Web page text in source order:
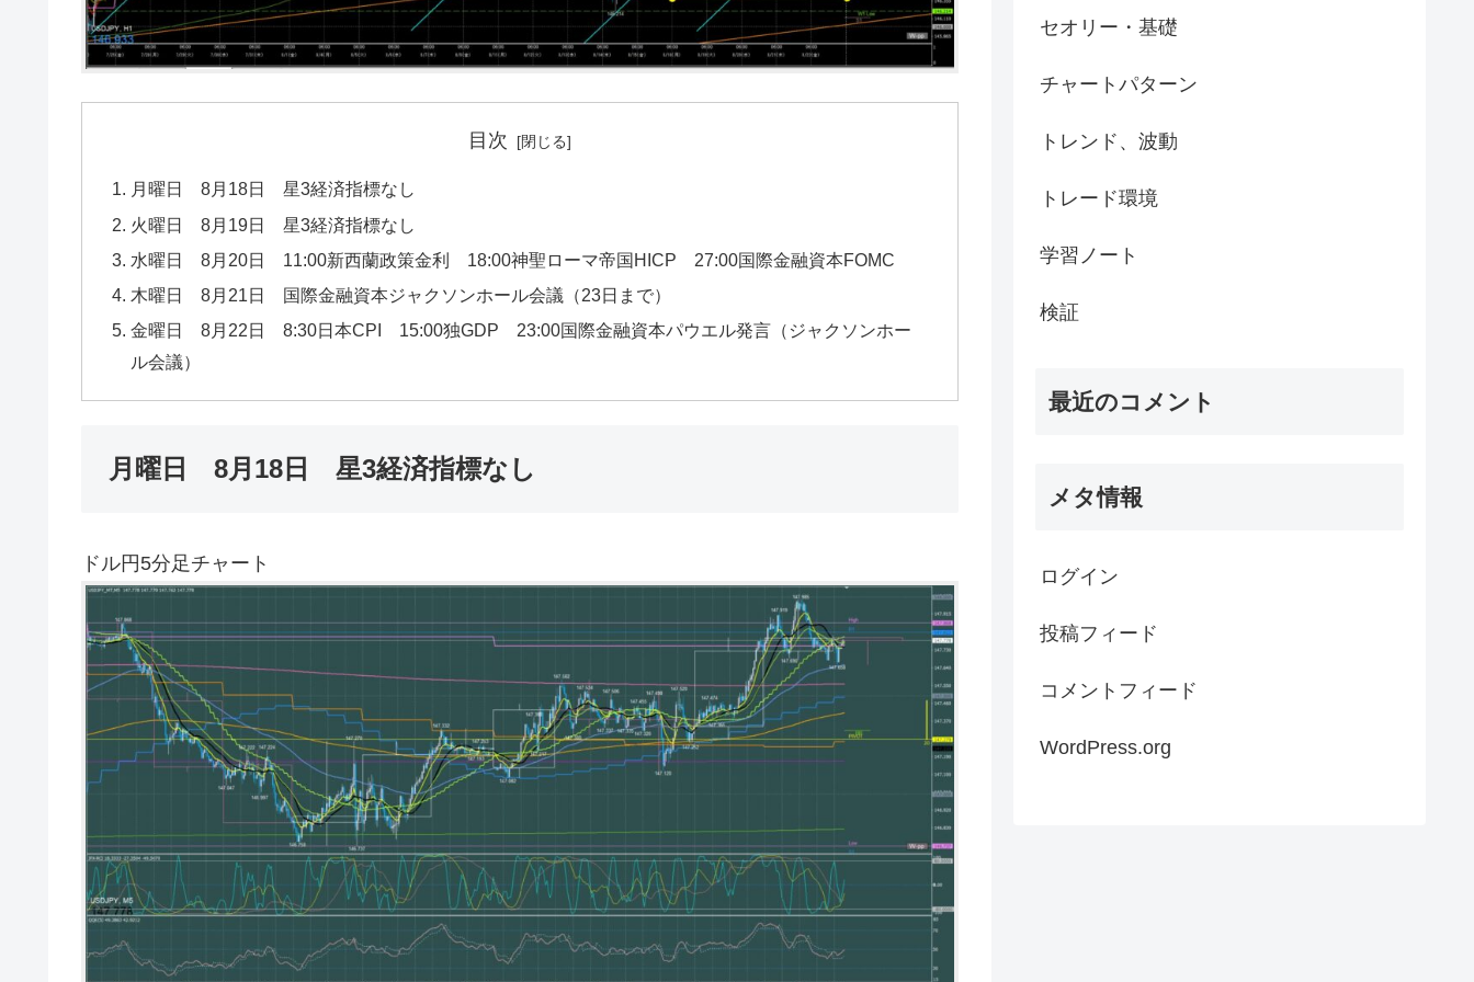
目次
月曜日 8月18日 星3経済指標なし
火曜日 8月19日 星3経済指標なし
水曜日 8月20日 11:00新西蘭政策金利 18:00神聖ローマ帝国HICP 27:00国際金融資本FOMC
木曜日 8月21日 国際金融資本ジャクソンホール会議（23日まで）
金曜日 8月22日 8:30日本CPI 15:00独GDP 23:00国際金融資本パウエル発言（ジャクソンホー
ル会議）
月曜日 8月18日 星3経済指標なし
ドル円5分足チャート
セオリー・基礎
チャートパターン
トレンド、波動
トレード環境
学習ノート
検証
最近のコメント
メタ情報
ログイン
投稿フィード
コメントフィード
WordPress.org